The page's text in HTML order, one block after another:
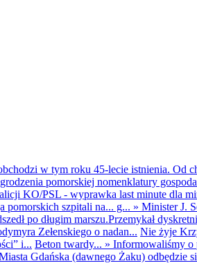
w tym roku 45-lecie istnienia. Od
pomorskiej nomenklatury
KO/PSL - wyprawka last minute dla
pomorskich szpitali na... g... » Minister J.
po długim marszu.Przemykał
Zełenskiego o nadan... Nie żyje
i... Beton twardy... » Informowaliśmy o
Gdańska (dawnego Żaku) odbędzie